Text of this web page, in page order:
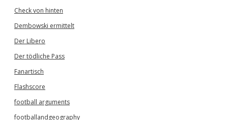
Check von hinten
Dembowski ermittelt
Der Libero
Der tödliche Pass
Fanartisch
Flashscore
football arguments
footballandgeography